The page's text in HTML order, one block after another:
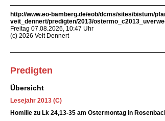
http://www.eo-bamberg.de/eob/dcms/sites/bistum/
veit_dennert/predigten/2013/
Freitag 07.08.2026, 10:47 Uhr
(c) 2026 Veit Dennert
Predigten
Übersicht
Lesejahr 2013 (C)
Homilie zu Lk 24,13-35 am Ostermontag in